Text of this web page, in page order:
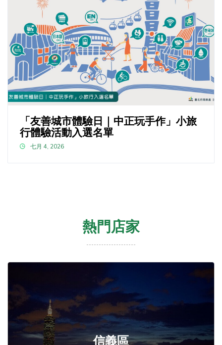
「友善城市體驗日｜中正玩手作」小旅
行體驗活動入選名單
七月 4, 2026
熱門店家
信義區